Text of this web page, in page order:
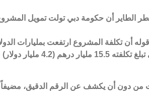
الطاير أن حكومة دبي تولت تمويل
أن تكلفة المشروع ارتفعت بمليارات
منذ أن أحيل عقد إنشاء الخطين الأحمر والأخضر الذي تبلغ تكلفته 15.5 مليار
من دون أن يكشف عن الرقم الدقيق، مضيفاً